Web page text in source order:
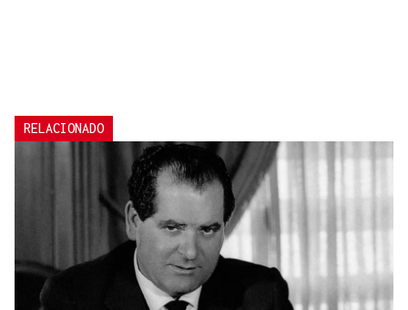
RELACIONADO